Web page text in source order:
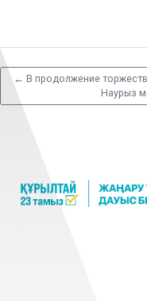
← В продолжение
Наурыз